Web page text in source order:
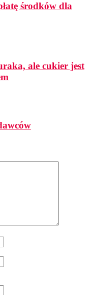
środków dla
ale cukier jest